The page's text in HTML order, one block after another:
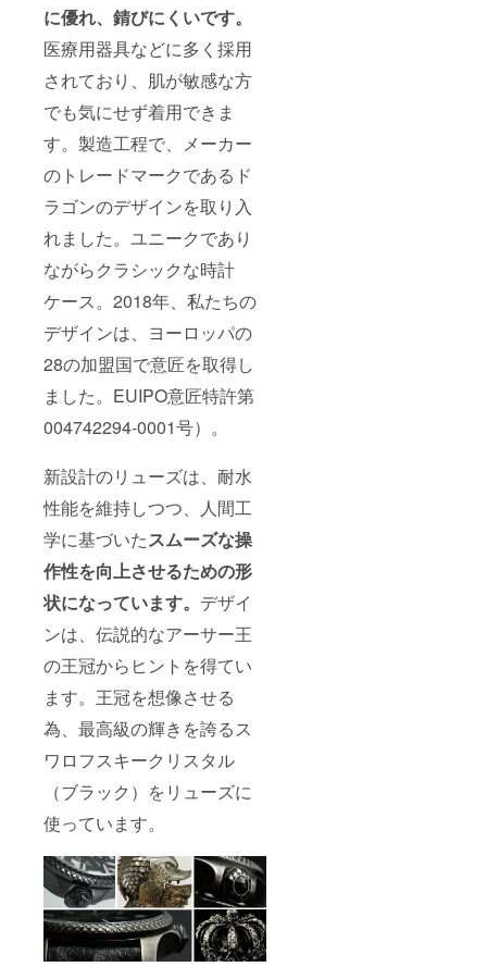
に優れ、錆びにくいです。
医療用器具などに多く採用
されており、肌が敏感な方
でも気にせず着用できま
す。製造工程で、メーカー
のトレードマークであるド
ラゴンのデザインを取り入
れました。ユニークであり
ながらクラシックな時計
ケース。2018年、私たちの
デザインは、ヨーロッパの
28の加盟国で意匠を取得し
ました。EUIPO意匠特許第
004742294-0001号）。
新設計のリューズは、耐水
性能を維持しつつ、人間工
学に基づいたスムーズな操
作性を向上させるための形
状になっています。 デザイ
ンは、伝説的なアーサー王
の王冠からヒントを得てい
ます。王冠を想像させる
為、最高級の輝きを誇るス
ワロフスキークリスタル
（ブラック）をリューズに
使っています。